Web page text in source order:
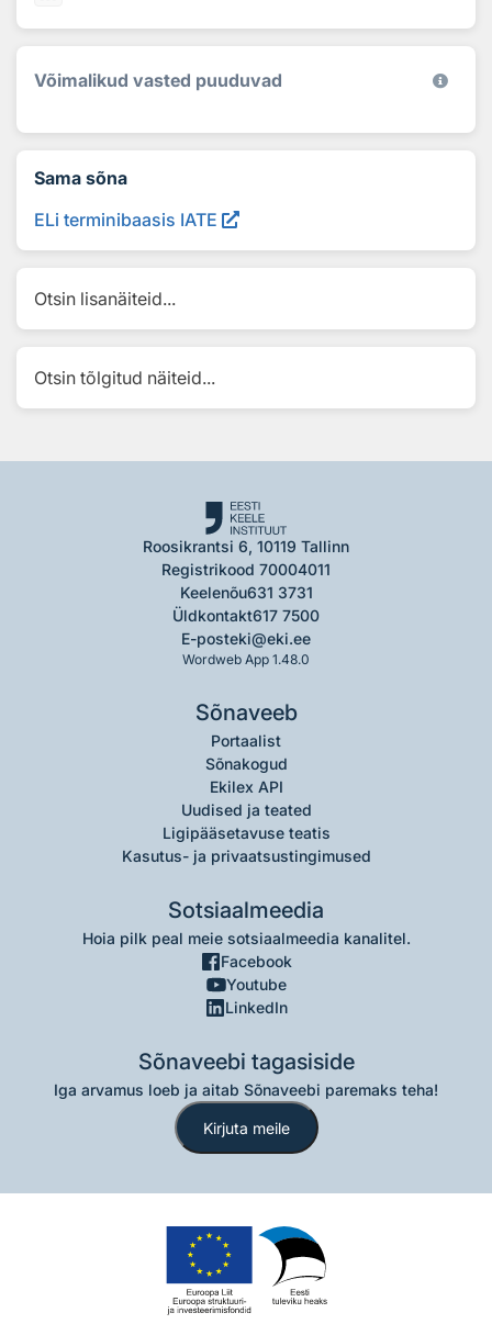
Võimalikud vasted puuduvad
Sama sõna
ELi terminibaasis IATE
Otsin lisanäiteid...
Otsin tõlgitud näiteid...
Roosikrantsi 6, 10119 Tallinn
Registrikood 70004011
Keelenõu631 3731
Üldkontakt617 7500
E-posteki@eki.ee
Wordweb App 1.48.0
Sõnaveeb
Portaalist
Sõnakogud
Ekilex API
Uudised ja teated
Ligipääsetavuse teatis
Kasutus- ja privaatsustingimused
Sotsiaalmeedia
Hoia pilk peal meie sotsiaalmeedia kanalitel.
Facebook
Youtube
LinkedIn
Sõnaveebi tagasiside
Iga arvamus loeb ja aitab Sõnaveebi paremaks teha!
Kirjuta meile